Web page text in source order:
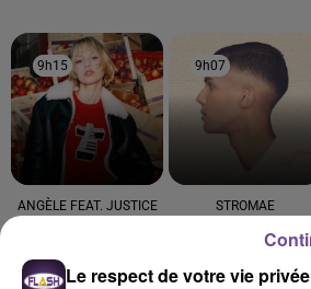
9h15
9h15
ANGÈLE FEAT. JUSTICE
9h07
9h07
STROMAE
8h57
8h57 8h54
8h54
Le respect de votre vie